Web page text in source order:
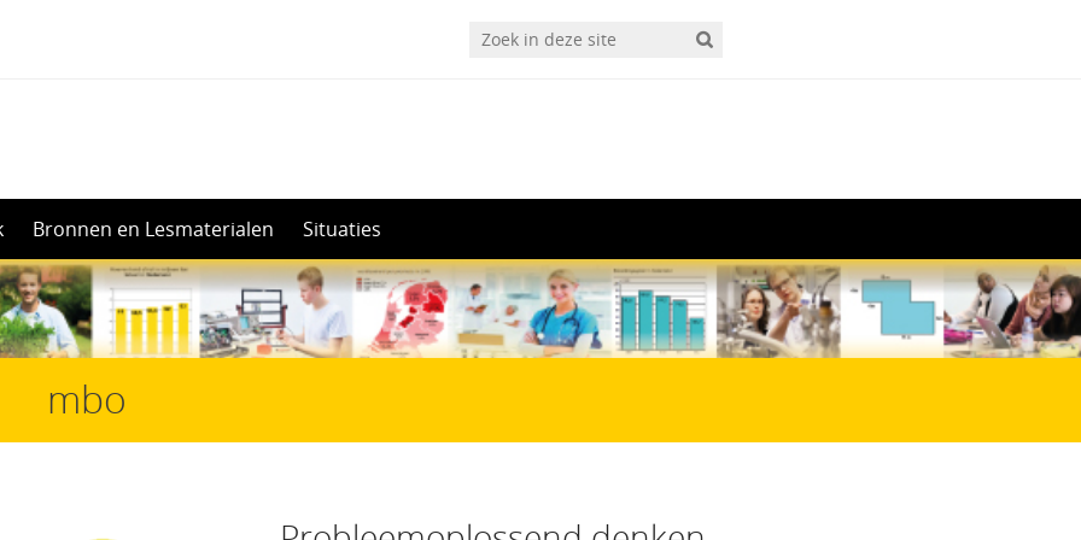
Bronnen en Lesmaterialen Situaties
mbo